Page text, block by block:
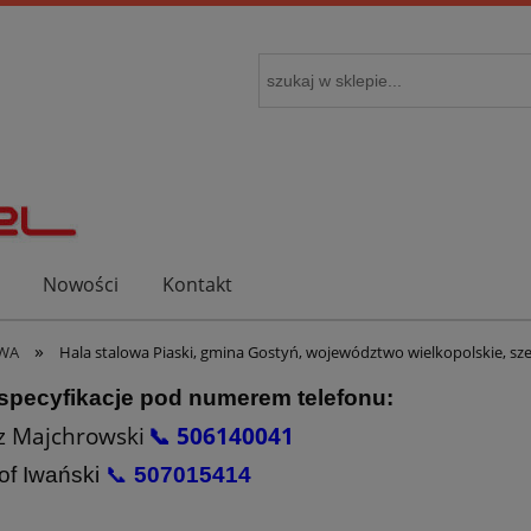
Nowości Kontakt
» Hala stalowa Piaski, gmina Gostyń, województwo wielkopolskie,
pod numerem telefonu:
Majchrowski 📞 506140041
Iwański 📞 507015414